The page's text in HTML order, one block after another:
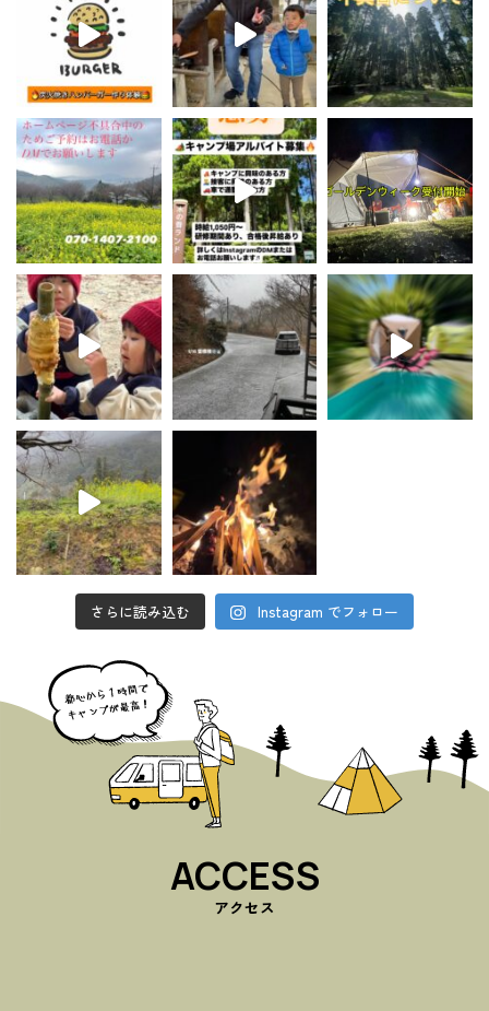
さらに読み込む Instagram でフォロー
ACCESS
アクセス